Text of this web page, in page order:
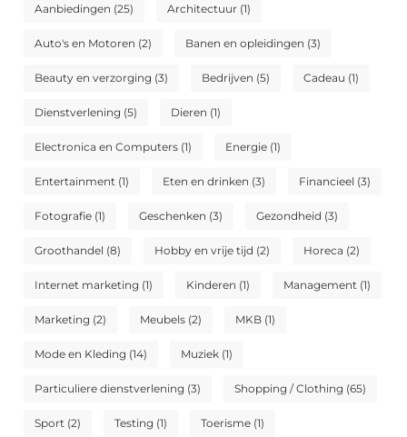
Aanbiedingen (25) Architectuur (1)
Auto's en Motoren (2) Banen en opleidingen (3)
Beauty en verzorging (3) Bedrijven (5) Cadeau (1)
Dienstverlening (5) Dieren (1)
Electronica en Computers (1) Energie (1)
Entertainment (1) Eten en drinken (3) Financieel (3)
Fotografie (1) Geschenken (3) Gezondheid (3)
Groothandel (8) Hobby en vrije tijd (2) Horeca (2)
Internet marketing (1) Kinderen (1) Management (1)
Marketing (2) Meubels (2) MKB (1)
Mode en Kleding (14) Muziek (1)
Particuliere dienstverlening (3) Shopping / Clothing (65)
Sport (2) Testing (1) Toerisme (1)